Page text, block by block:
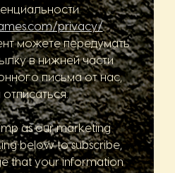
privacy/.
можете передумать
в нижней части
письма от нас,
as our marketing
below to subscribe,
that your information